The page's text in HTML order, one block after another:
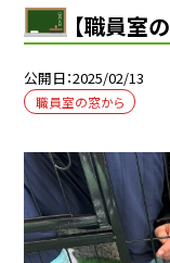
【職員室
公開日 2025/02/13
職員室の窓から